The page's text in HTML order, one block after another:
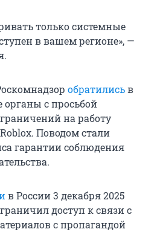
только системные
в вашем регионе», —
обратилисьв
с просьбой
на работу
Поводом стали
гарантии соблюдения
в России 3 декабря 2025
доступ к связи с
с пропагандой